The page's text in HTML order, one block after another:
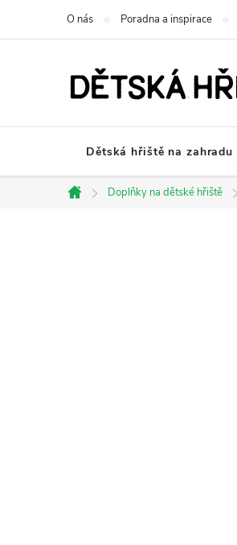
O nás Poradna a inspirace
Dětská hřiště na zahradu
Domů
Doplňky na dětské hřiště